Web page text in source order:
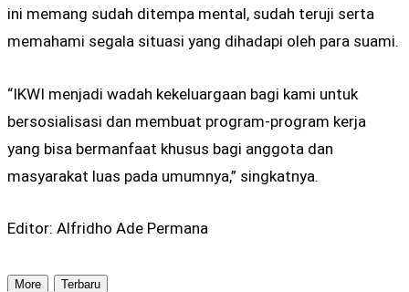
ini memang sudah ditempa mental, sudah teruji serta
memahami segala situasi yang dihadapi oleh para suami.
“IKWI menjadi wadah kekeluargaan bagi kami untuk
bersosialisasi dan membuat program-program kerja
yang bisa bermanfaat khusus bagi anggota dan
masyarakat luas pada umumnya,” singkatnya.
Editor: Alfridho Ade Permana
More Terbaru